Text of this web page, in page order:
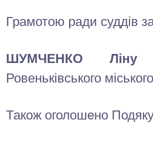
Грамотою ради суддів
ШУМЧЕНКО Ліну
Ровеньківського
Також оголошено